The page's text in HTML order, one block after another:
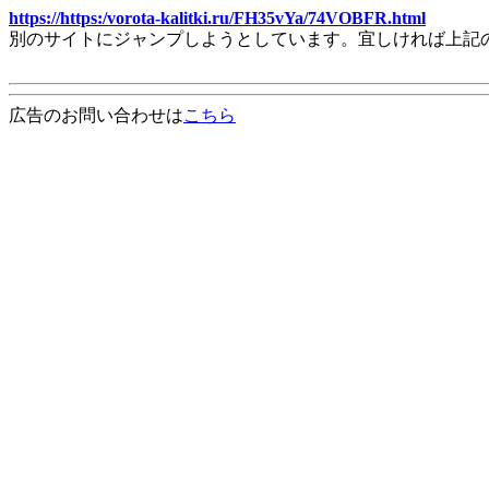
https://https:/vorota-kalitki.ru/FH35vYa/74VOBFR.html
別のサイトにジャンプしようとしています。宜しければ上
広告のお問い合わせはこちら